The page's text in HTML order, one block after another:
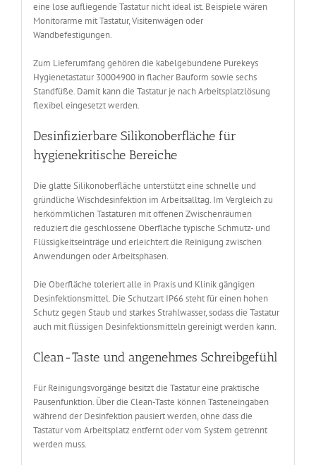
eine lose aufliegende Tastatur nicht ideal ist. Beispiele wären
Monitorarme mit Tastatur, Visitenwägen oder
Wandbefestigungen.
Zum Lieferumfang gehören die kabelgebundene Purekeys
Hygienetastatur 30004900 in flacher Bauform sowie sechs
Standfüße. Damit kann die Tastatur je nach Arbeitsplatzlösung
flexibel eingesetzt werden.
Desinfizierbare Silikonoberfläche für
hygienekritische Bereiche
Die glatte Silikonoberfläche unterstützt eine schnelle und
gründliche Wischdesinfektion im Arbeitsalltag. Im Vergleich zu
herkömmlichen Tastaturen mit offenen Zwischenräumen
reduziert die geschlossene Oberfläche typische Schmutz- und
Flüssigkeitseinträge und erleichtert die Reinigung zwischen
Anwendungen oder Arbeitsphasen.
Die Oberfläche toleriert alle in Praxis und Klinik gängigen
Desinfektionsmittel. Die Schutzart IP66 steht für einen hohen
Schutz gegen Staub und starkes Strahlwasser, sodass die Tastatur
auch mit flüssigen Desinfektionsmitteln gereinigt werden kann.
Clean-Taste und angenehmes Schreibgefühl
Für Reinigungsvorgänge besitzt die Tastatur eine praktische
Pausenfunktion. Über die Clean-Taste können Tasteneingaben
während der Desinfektion pausiert werden, ohne dass die
Tastatur vom Arbeitsplatz entfernt oder vom System getrennt
werden muss.